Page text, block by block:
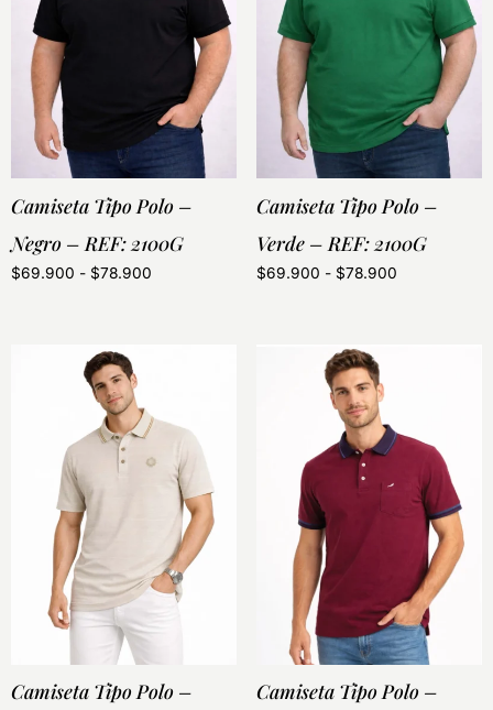
Camiseta Tipo Polo –
Negro – REF: 2100G
$69.900 - $78.900
Camiseta Tipo Polo –
Verde – REF: 2100G
$69.900 - $78.900
Camiseta Tipo Polo –
Camiseta Tipo Polo –